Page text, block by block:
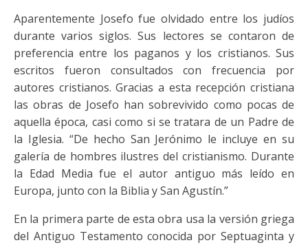
Aparentemente Josefo fue olvidado entre los judíos
durante varios siglos. Sus lectores se contaron de
preferencia entre los paganos y los cristianos. Sus
escritos fueron consultados con frecuencia por
autores cristianos. Gracias a esta recepción cristiana
las obras de Josefo han sobrevivido como pocas de
aquella época, casi como si se tratara de un Padre de
la Iglesia. “De hecho San Jerónimo le incluye en su
galería de hombres ilustres del cristianismo. Durante
la Edad Media fue el autor antiguo más leído en
Europa, junto con la Biblia y San Agustín.”
En la primera parte de esta obra usa la versión griega
del Antiguo Testamento conocida por Septuaginta y